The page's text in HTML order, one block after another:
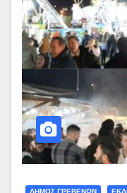
ΔΗΜΟΣ ΓΡΕΒΕΝΩΝ